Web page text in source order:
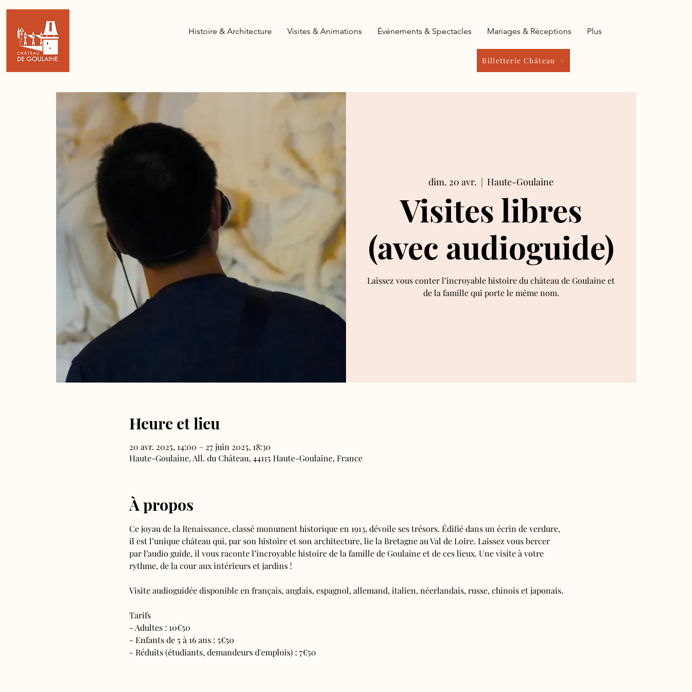
Billetterie Château
Histoire & Architecture Visites & Animations Événements & Spectacles Mariages & Réceptions Plus
dim. 20 avr.
  |
Haute-Goulaine
Visites libres
(avec audioguide)
Laissez vous conter l’incroyable histoire du château de Goulaine et
de la famille qui porte le même nom.
Heure et lieu
20 avr. 2025, 14:00 – 27 juin 2025, 18:30
Haute-Goulaine, All. du Château, 44115 Haute-Goulaine, France
À propos
Ce joyau de la Renaissance, classé monument historique en 1913, dévoile ses trésors. Édifié dans un écrin de verdure,
il est l’unique château qui, par son histoire et son architecture, lie la Bretagne au Val de Loire. Laissez vous bercer
par l’audio guide, il vous raconte l’incroyable histoire de la famille de Goulaine et de ces lieux. Une visite à votre
rythme, de la cour aux intérieurs et jardins !
Visite audioguidée disponible en français, anglais, espagnol, allemand, italien, néerlandais, russe, chinois et japonais.
Tarifs
- Adultes : 10€50
- Enfants de 5 à 16 ans : 5€50
- Réduits (étudiants, demandeurs d'emplois) : 7€50